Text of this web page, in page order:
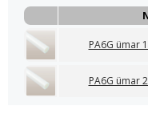
PA6G ümar
PA6G ümar